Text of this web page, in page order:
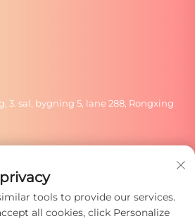
3. sal, bygning 5, lane 288, Rongxing
Send
tools to provide our services.
all cookies, click Personalize